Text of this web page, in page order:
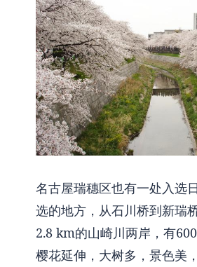
名古屋瑞穗区也有一处入选
选的地方，从石川桥到新瑞
2.8 km的山崎川两岸，有
樱花延伸，大树多，景色美